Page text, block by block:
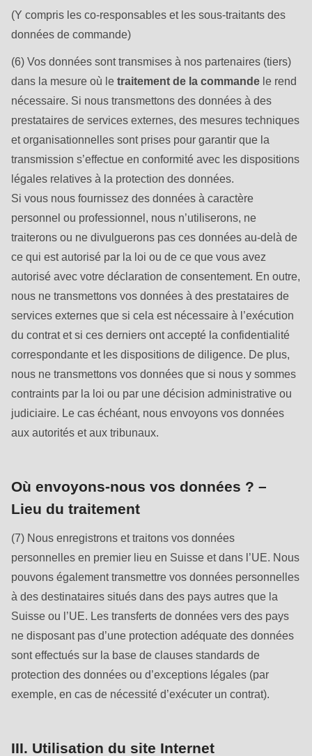
in
Drupal\rondo_contact\ContactService-
{closure}
()
(line
597
of
modules/custom/rondo_contact/src/ContactService.php
Deprecated
function:
mb_substr():
Passing
null
to
parameter
#1
($string)
of
type
string
is
Drupal\rondo_contact\ContactService-
>Drupal\rondo_contact\
{closure}
()
(line
597
of
modules/custom/rondo_contact/src/ContactService.php
(Y compris les co-responsables et les sous-traitants des
données de commande)
(6) Vos données sont transmises à nos partenaires (tiers)
dans la mesure où le traitement de la commande le rend
nécessaire. Si nous transmettons des données à des
prestataires de services externes, des mesures techniques
et organisationnelles sont prises pour garantir que la
transmission s’effectue en conformité avec les dispositions
légales relatives à la protection des données.
Si vous nous fournissez des données à caractère
personnel ou professionnel, nous n’utiliserons, ne
traiterons ou ne divulguerons pas ces données au-delà de
ce qui est autorisé par la loi ou de ce que vous avez
autorisé avec votre déclaration de consentement. En outre,
nous ne transmettons vos données à des prestataires de
services externes que si cela est nécessaire à l’exécution
du contrat et si ces derniers ont accepté la confidentialité
correspondante et les dispositions de diligence. De plus,
nous ne transmettons vos données que si nous y sommes
contraints par la loi ou par une décision administrative ou
judiciaire. Le cas échéant, nous envoyons vos données
aux autorités et aux tribunaux.
Où envoyons-nous vos données ? –
Lieu du traitement
(7) Nous enregistrons et traitons vos données
personnelles en premier lieu en Suisse et dans l’UE. Nous
pouvons également transmettre vos données personnelles
à des destinataires situés dans des pays autres que la
Suisse ou l’UE. Les transferts de données vers des pays
ne disposant pas d’une protection adéquate des données
sont effectués sur la base de clauses standards de
protection des données ou d’exceptions légales (par
exemple, en cas de nécessité d’exécuter un contrat).
III. Utilisation du site Internet